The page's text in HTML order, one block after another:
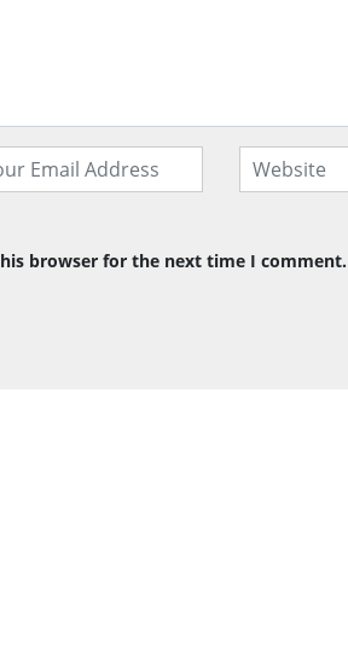
browser for the next time I comment.